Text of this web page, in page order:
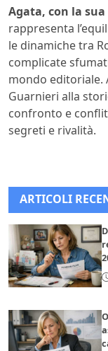
Agata, con la
rappresenta
le dinamiche tra
complicate
mondo editoriale.
Guarnieri alla
confronto e
segreti e rivalità.
ARTICOLI